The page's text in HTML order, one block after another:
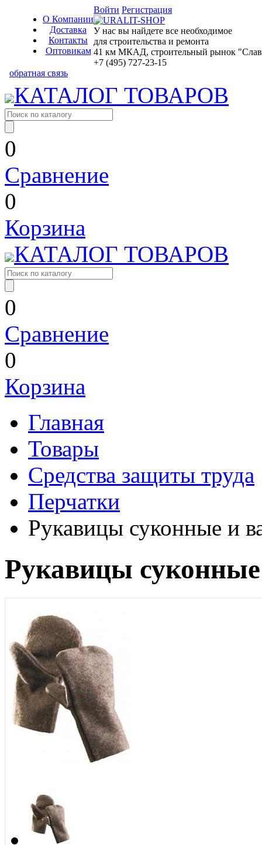
О Компании
Доставка
Контакты
Оптовикам
Войти Регистрация
У нас вы найдете все необходимое
для строительства и ремонта
41 км МКАД, строительный рынок
+7 (495) 727-23-15
обратная связь
КАТАЛОГ ТОВАРОВ
0
Сравнение
0
Корзина
КАТАЛОГ ТОВАРОВ
0
Сравнение
0
Корзина
Главная
Товары
Средства защиты труда
Перчатки
Рукавицы суконные и
Рукавицы